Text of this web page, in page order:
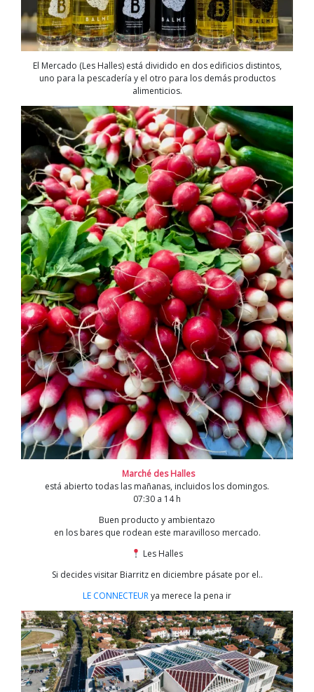
El Mercado (Les Halles) está dividido en dos edificios distintos,
uno para la pescadería y el otro para los demás productos
alimenticios.
Marché des Halles
está abierto todas las mañanas, incluidos los domingos.
07:30 a 14 h
Buen producto y ambientazo
en los bares que rodean este maravilloso mercado.
Les Halles
Si decides visitar Biarritz en diciembre pásate por el..
LE CONNECTEURya merece la pena ir